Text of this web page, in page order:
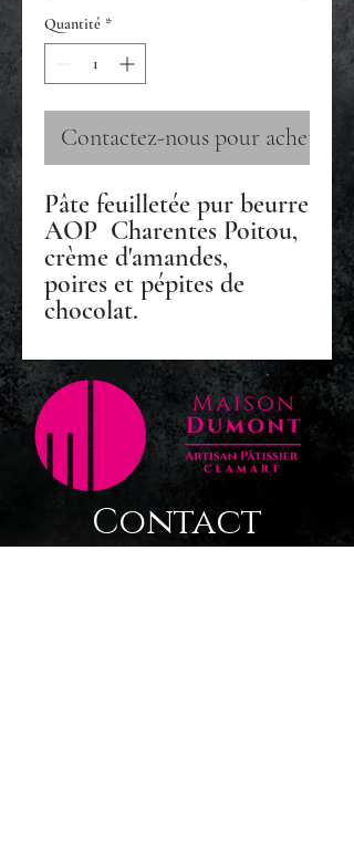
Quantité *
Contactez-nous pour acheter
Pâte feuilletée pur beurre
AOP Charentes Poitou,
crème d'amandes,
poires et pépites de
chocolat.
Contact